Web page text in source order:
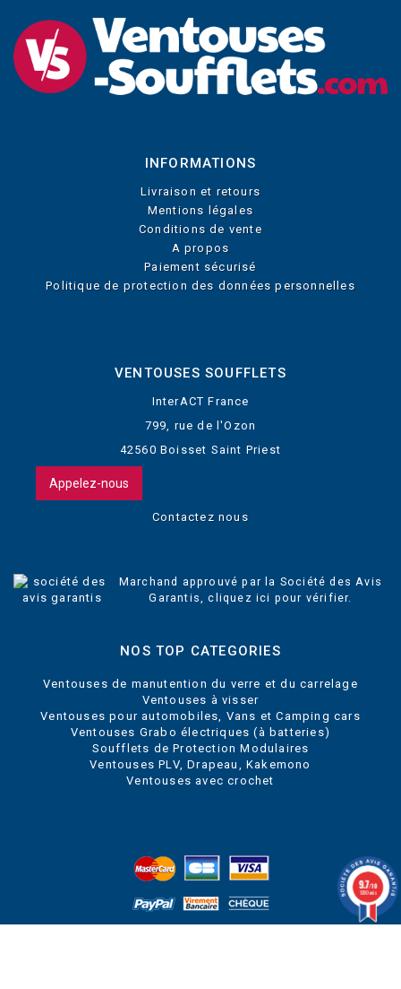
INFORMATIONS
Livraison et retours
Mentions légales
Conditions de vente
A propos
Paiement sécurisé
Politique de protection des données personnelles
VENTOUSES SOUFFLETS
InterACT France
799, rue de l'Ozon
42560 Boisset Saint Priest
Appelez-nous
Contactez nous
Marchand approuvé par la Société des Avis
Garantis,cliquez ici pour vérifier
NOS TOP CATEGORIES
Ventouses de manutention du verre et du carrelage
Ventouses à visser
Ventouses pour automobiles, Vans et Camping cars
Ventouses Grabo électriques (à batteries)
Soufflets de Protection Modulaires
Ventouses PLV, Drapeau, Kakemono
Ventouses avec crochet
9.7/10
1280 avis